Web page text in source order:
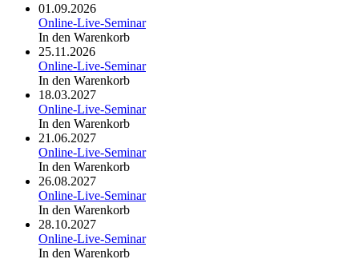
01.09.2026
Online-Live-Seminar
In den Warenkorb
25.11.2026
Online-Live-Seminar
In den Warenkorb
18.03.2027
Online-Live-Seminar
In den Warenkorb
21.06.2027
Online-Live-Seminar
In den Warenkorb
26.08.2027
Online-Live-Seminar
In den Warenkorb
28.10.2027
Online-Live-Seminar
In den Warenkorb